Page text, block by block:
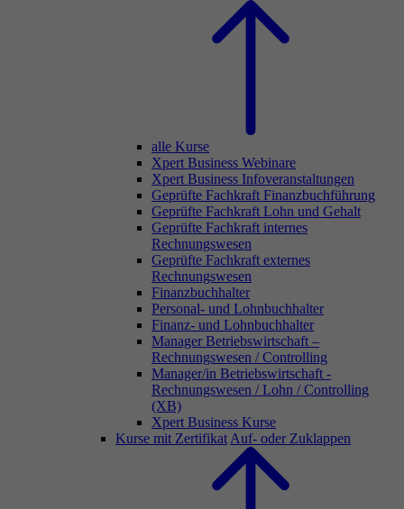
alle Kurse
Xpert Business Webinare
Xpert Business Infoveranstaltungen
Geprüfte Fachkraft Finanzbuchführung
Geprüfte Fachkraft Lohn und Gehalt
Geprüfte Fachkraft internes
Rechnungswesen
Geprüfte Fachkraft externes
Rechnungswesen
Finanzbuchhalter
Personal- und Lohnbuchhalter
Finanz- und Lohnbuchhalter
Manager Betriebswirtschaft –
Rechnungswesen / Controlling
Manager/in Betriebswirtschaft -
Rechnungswesen / Lohn / Controlling
(XB)
Xpert Business Kurse
Kurse mit Zertifikat Auf- oder Zuklappen